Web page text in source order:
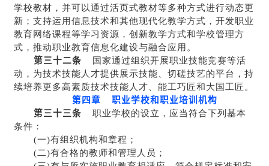
学校教材，并可以通过活页式教材等多种方式进行动态更
新；支持运用信息技术和其他现代化教学方式，开发职业
教育网络课程等学习资源，创新教学方式和学校管理方
式，推动职业教育信息化建设与融合应用。
第三十二条 国家通过组织开展职业技能竞赛等活
动，为技术技能人才提供展示技能、切磋技艺的平台，持
续培养更多高素质技术技能人才、能工巧匠和大国工匠。
第四章 职业学校和职业培训机构
第三十三条 职业学校的设立，应当符合下列基本
条件：
(一)有组织机构和章程；
(二)有合格的教师和管理人员；